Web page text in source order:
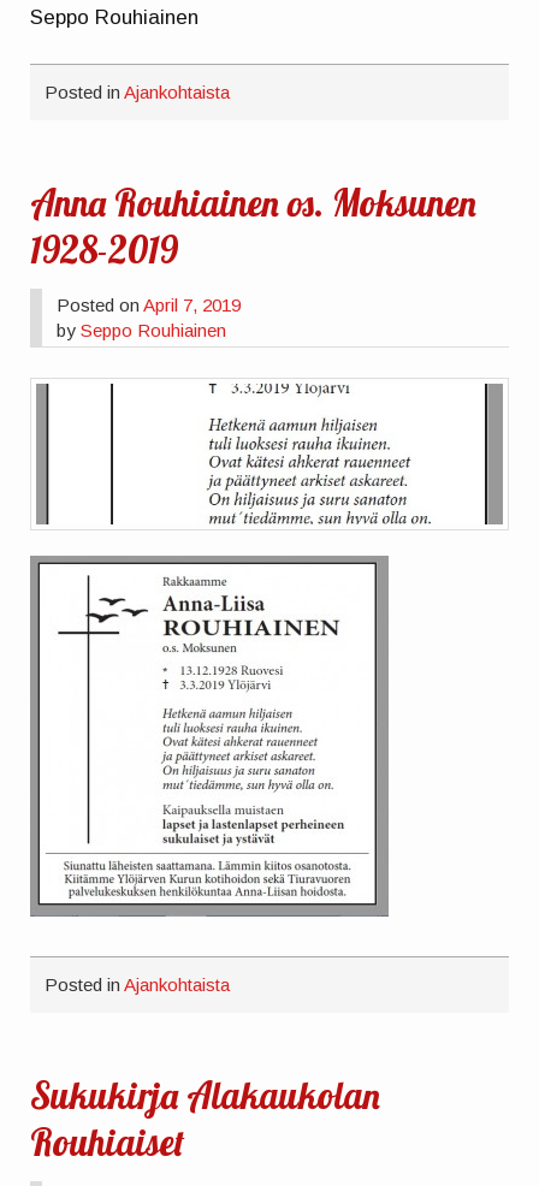
Seppo Rouhiainen
Posted inAjankohtaista
Anna Rouhiainen os. Moksunen
1928-2019
Posted onApril 7, 2019
bySeppo Rouhiainen
Posted inAjankohtaista
Sukukirja Alakaukolan
Rouhiaiset